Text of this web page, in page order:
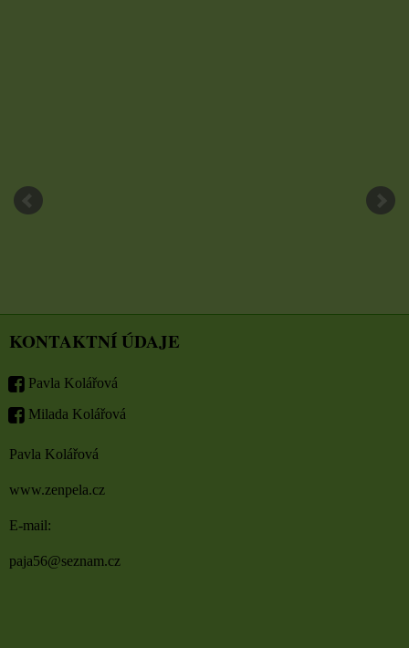
KONTAKTNÍ ÚDAJE
Pavla Kolářová
Milada Kolářová
Pavla Kolářová
www.zenpela.cz
E-mail:
paja56@seznam.cz